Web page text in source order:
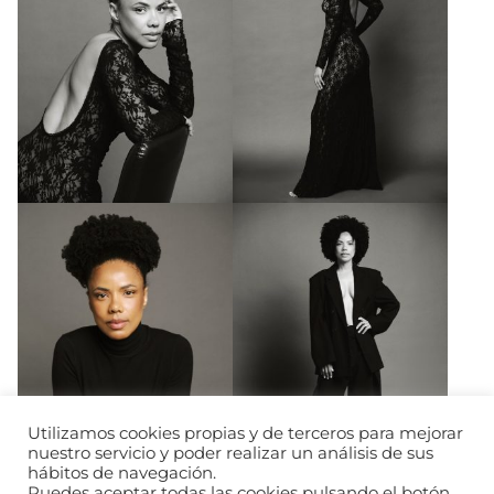
Utilizamos cookies propias y de terceros para mejorar
nuestro servicio y poder realizar un análisis de sus
hábitos de navegación.